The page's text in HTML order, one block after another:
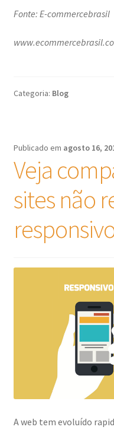
Fonte: E-commercebrasil
Categoria: Blog
Publicado em agosto 16,
Veja
sites não
A web tem evoluído